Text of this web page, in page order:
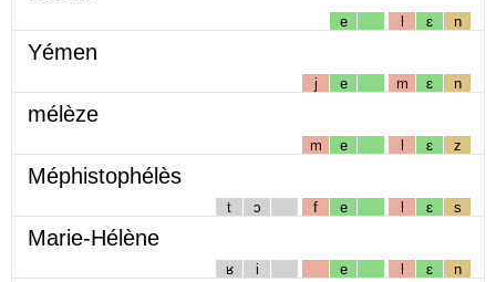
e l ɛ n
Yémen
j e m ɛ n
mélèze
m e l ɛ z
Méphistophélès
t ɔ f e l ɛ s
Marie-Hélène
ʁ i e l ɛ n